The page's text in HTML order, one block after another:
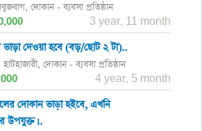
দোকান - ব্যবসা প্রতিষ্ঠান
3 year, 11 month
দেওয়া হবে (বড়/ছোট ২ টা)..
হাটহাজারী, দোকান - ব্যবসা প্রতিষ্ঠান
4 year, 5 month
দোকান ভাড়া হইবে, এখনি
উপযুক্ত।..